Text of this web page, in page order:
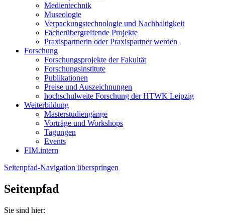
Medientechnik
Museologie
Verpackungstechnologie und Nachhaltigkeit
Fächerübergreifende Projekte
Praxispartnerin oder Praxispartner werden
Forschung
Forschungsprojekte der Fakultät
Forschungsinstitute
Publikationen
Preise und Auszeichnungen
hochschulweite Forschung der HTWK Leipzig
Weiterbildung
Masterstudiengänge
Vorträge und Workshops
Tagungen
Events
FIM.intern
Seitenpfad-Navigation überspringen
Seitenpfad
Sie sind hier: